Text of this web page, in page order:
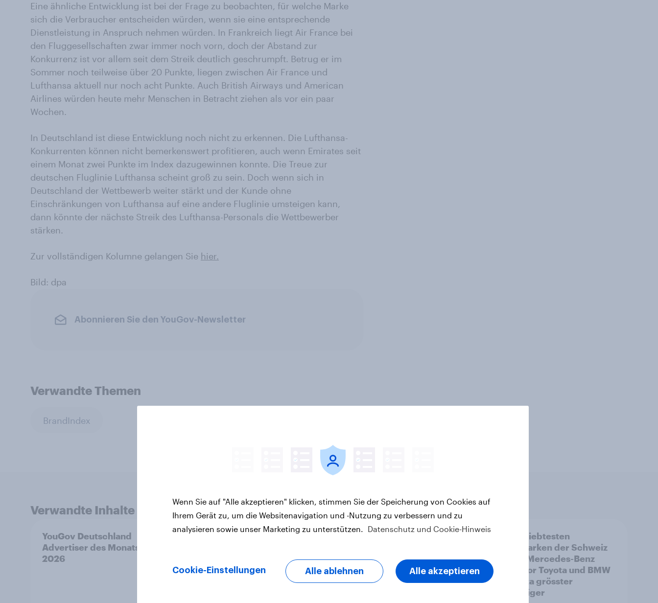
Eine ähnliche Entwicklung ist bei der Frage zu beobachten, für welche Marke
sich die Verbraucher entscheiden würden, wenn sie eine entsprechende
Dienstleistung in Anspruch nehmen würden. In Frankreich liegt Air France bei
den Fluggesellschaften zwar immer noch vorn, doch der Abstand zur
Konkurrenz ist vor allem seit dem Streik deutlich geschrumpft. Betrug er im
Sommer noch teilweise über 20 Punkte, liegen zwischen Air France und
Lufthansa aktuell nur noch acht Punkte. Auch British Airways und American
Airlines würden heute mehr Menschen in Betracht ziehen als vor ein paar
Wochen.
In Deutschland ist diese Entwicklung noch nicht zu erkennen. Die Lufthansa-
Konkurrenten können nicht bemerkenswert profitieren, auch wenn Emirates seit
einem Monat zwei Punkte im Index dazugewinnen konnte. Die Treue zur
deutschen Fluglinie Lufthansa scheint groß zu sein. Doch wenn sich in
Deutschland der Wettbewerb weiter stärkt und der Kunde ohne
Einschränkungen von Lufthansa auf eine andere Fluglinie umsteigen kann,
dann könnte der nächste Streik des Lufthansa-Personals die Wettbewerber
stärken.
Zur vollständigen Kolumne gelangen Sie hier.
Bild: dpa
Abonnieren Sie den YouGov-Newsletter
Verwandte Themen
BrandIndex
Verwandte Inhalte
YouGov Deutschland
Advertiser des Monats
2026
Lufthansa von Deutschen
Airlines punktet bei
Die beliebtesten
Automarken der Schweiz
2026: Mercedes-Benz
führt vor Toyota und BMW
– Toyota grösster
Aufsteiger
Wenn Sie auf "Alle akzeptieren" klicken, stimmen Sie der Speicherung von Cookies auf
Ihrem Gerät zu, um die Websitenavigation und -Nutzung zu verbessern und zu
analysieren sowie unser Marketing zu unterstützen. Datenschutz und Cookie-Hinweis
Cookie-Einstellungen Alle ablehnen Alle akzeptieren